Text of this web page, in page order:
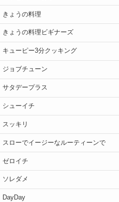
きょうの料理
きょうの料理ビギナーズ
キューピー3分クッキング
ジョブチューン
サタデープラス
シューイチ
スッキリ
スローでイージーなルーティーンで
ゼロイチ
ソレダメ
DayDay